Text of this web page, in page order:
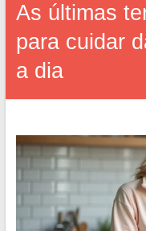
As últimas
para cuidar
a dia